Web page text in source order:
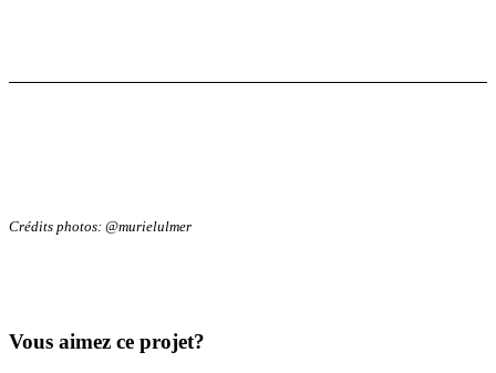
Crédits photos: @murielulmer
Vous aimez ce projet?